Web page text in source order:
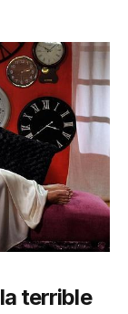
terrible